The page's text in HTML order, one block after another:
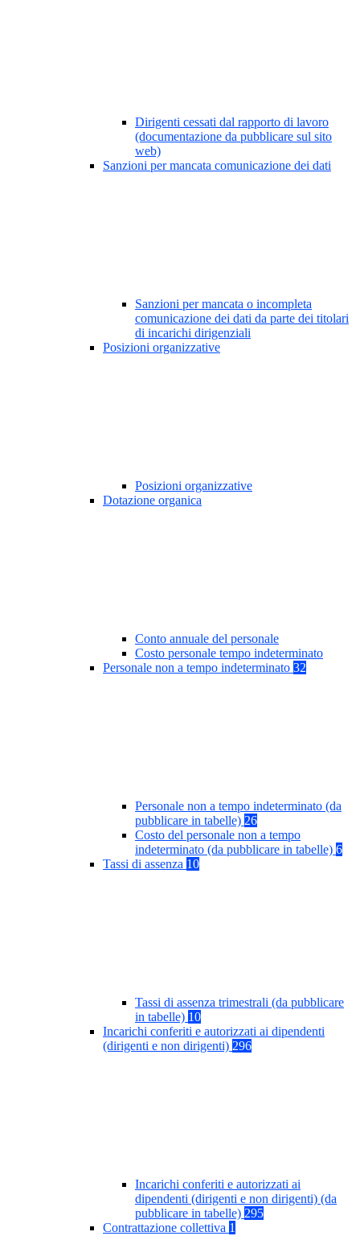
Dirigenti cessati dal rapporto di lavoro
(documentazione da pubblicare sul sito
web)
Sanzioni per mancata comunicazione dei dati
Sanzioni per mancata o incompleta
comunicazione dei dati da parte dei titolari
di incarichi dirigenziali
Posizioni organizzative
Posizioni organizzative
Dotazione organica
Conto annuale del personale
Costo personale tempo indeterminato
Personale non a tempo indeterminato 32
Personale non a tempo indeterminato (da
pubblicare in tabelle) 26
Costo del personale non a tempo
indeterminato (da pubblicare in tabelle) 6
Tassi di assenza 10
Tassi di assenza trimestrali (da pubblicare
in tabelle) 10
Incarichi conferiti e autorizzati ai dipendenti
(dirigenti e non dirigenti) 296
Incarichi conferiti e autorizzati ai
dipendenti (dirigenti e non dirigenti) (da
pubblicare in tabelle) 295
Contrattazione collettiva 1